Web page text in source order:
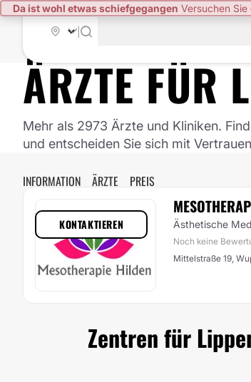
Da ist wohl etwas schiefgegangen Versuchen
ÄRZTE FÜR
Mehr als 2973 Ärzte und Kliniken.
und entscheiden Sie sich mit
INFORMATION ÄRZTE PREIS
Ästhetische
Noch keine
Mittelstraße 19,
KONTAKTIEREN
Zentren für